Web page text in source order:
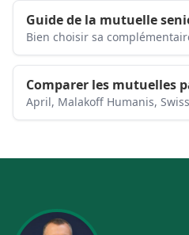
Guide de la mutuelle
Bien choisir sa
Comparer les mutuelles
April, Malakoff Humanis,